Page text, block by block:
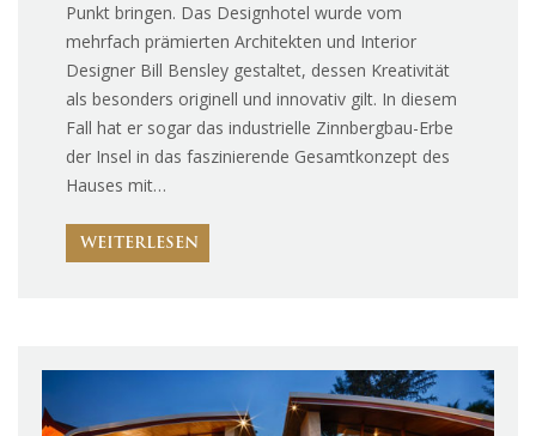
Punkt bringen. Das Designhotel wurde vom
mehrfach prämierten Architekten und Interior
Designer Bill Bensley gestaltet, dessen Kreativität
als besonders originell und innovativ gilt. In diesem
Fall hat er sogar das industrielle Zinnbergbau-Erbe
der Insel in das faszinierende Gesamtkonzept des
Hauses mit…
WEITERLESEN